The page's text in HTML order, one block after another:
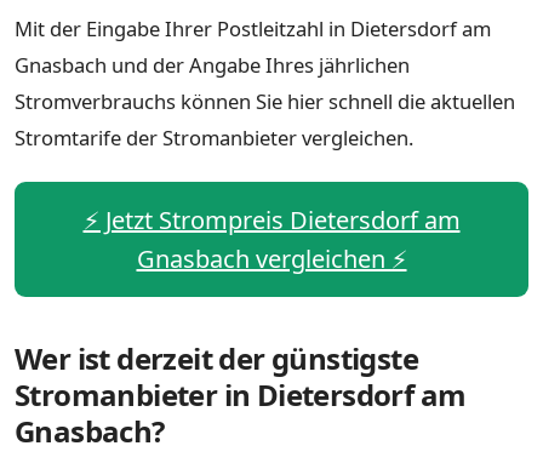
Mit der Eingabe Ihrer Postleitzahl in Dietersdorf am
Gnasbach und der Angabe Ihres jährlichen
Stromverbrauchs können Sie hier schnell die aktuellen
Stromtarife der Stromanbieter vergleichen.
⚡️ Jetzt Strompreis Dietersdorf am
Gnasbach vergleichen ⚡️
Wer ist derzeit der günstigste
Stromanbieter in Dietersdorf am
Gnasbach?